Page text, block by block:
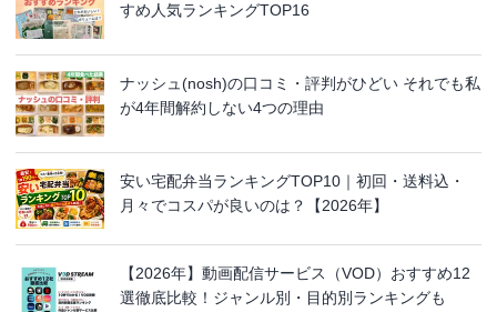
すめ人気ランキングTOP16
ナッシュ(nosh)の口コミ・評判がひどい それでも私
が4年間解約しない4つの理由
安い宅配弁当ランキングTOP10｜初回・送料込・
月々でコスパが良いのは？【2026年】
【2026年】動画配信サービス（VOD）おすすめ12
選徹底比較！ジャンル別・目的別ランキングも